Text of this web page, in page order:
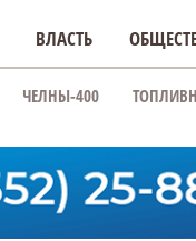
ВЛАСТЬ
ЧЕЛНЫ-400